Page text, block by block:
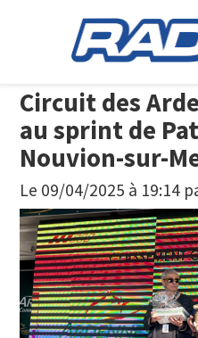
Circuit des
au sprint de
Nouvion-sur-
Le 09/04/2025 à 19:14